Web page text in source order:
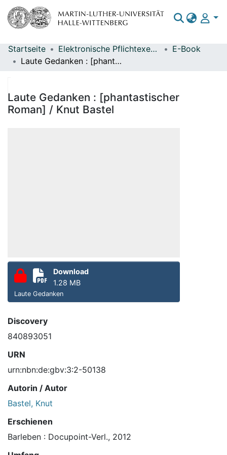
Bereiche & Sammlungen
Statistiken
Startseite Elektronische Pflichtexemplare
E-Book
Laute Gedanken : [phantastischer Roman] / Knut Bastel
Laute Gedanken : [phantastischer
Roman] / Knut Bastel
Download
1.28 MB
Laute Gedanken
Discovery
840893051
URN
urn:nbn:de:gbv:3:2-50138
Autorin / Autor
Bastel, Knut
Erschienen
Barleben : Docupoint-Verl., 2012